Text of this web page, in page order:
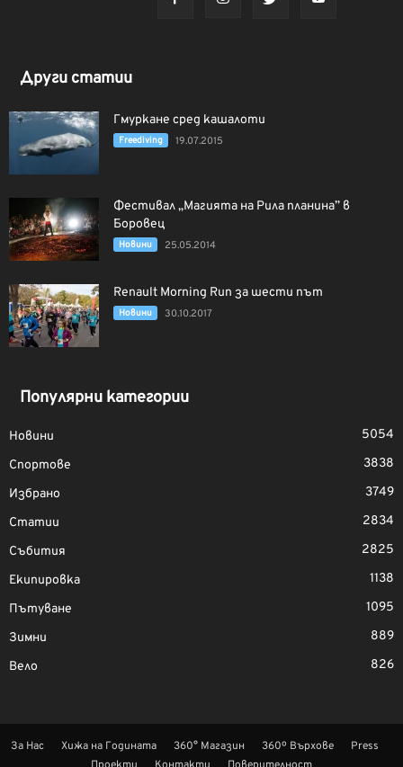
Други статии
Гмуркане сред кашалоти
Freediving 19.07.2015
Фестивал „Магията на Рила планина” в
Боровец
Новини 25.05.2014
Renault Morning Run за шести път
Новини 30.10.2017
Популярни категории
Новини
5054
Спортове
3838
Избрано
3749
Статии
2834
Събития
2825
Екипировка
1138
Пътуване
1095
Зимни
889
Вело
826
За Нас Хижа на Годината 360° Магазин 360º Върхове
Press